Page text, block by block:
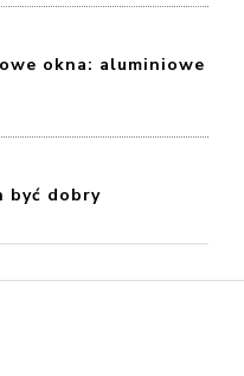
okna: aluminiowe
być dobry